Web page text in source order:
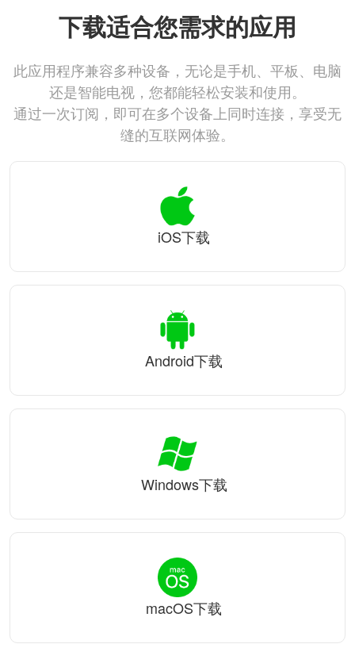
下载适合您需求的应用
此应用程序兼容多种设备，无论是手机、平板、电脑
还是智能电视，您都能轻松安装和使用。
通过一次订阅，即可在多个设备上同时连接，享受无
缝的互联网体验。
iOS下载
Android下载
Windows下载
macOS下载